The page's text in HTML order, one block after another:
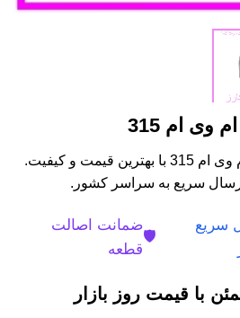
ام 315
خرید بلبرینگ چرخ عقب ام وی ام 315 با بهترین قیمت و کیفیت.
سریع به سراسر کشور.
سریع
🛡️
ضمانت اصالت
قطعه
با قیمت روز بازار